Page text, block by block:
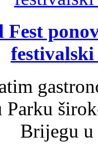
Fest
Parku
Brijegu u